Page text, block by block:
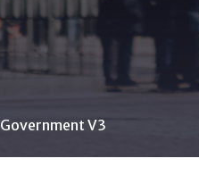
Government V3